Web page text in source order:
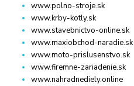
www.polno-stroje.sk
www.krby-kotly.sk
www.stavebnictvo-online.sk
www.maxiobchod-naradie.sk
www.moto-prislusenstvo.sk
www.firemne-zariadenie.sk
www.nahradnediely.online